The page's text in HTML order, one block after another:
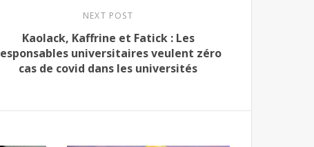
NEXT POST
Kaolack, Kaffrine et Fatick : Les
universitaires veulent zéro
cas de covid dans les universités